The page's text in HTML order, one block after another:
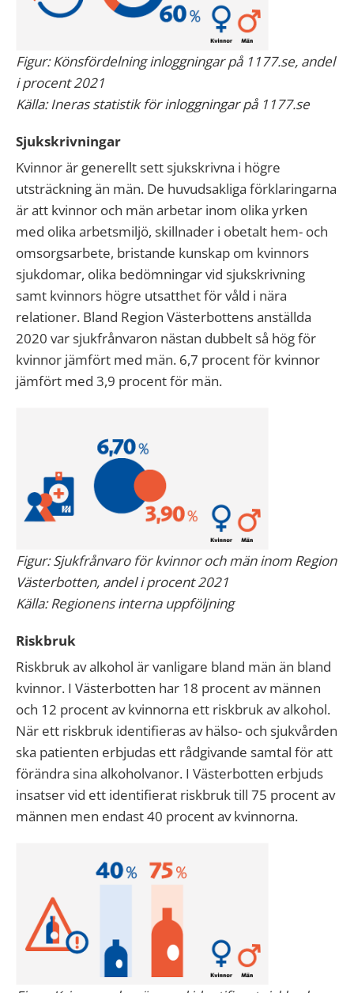
Figur: Könsfördelning inloggningar på 1177.se, andel
i procent 2021
Källa: Ineras statistik för inloggningar på 1177.se
Sjukskrivningar
Kvinnor är generellt sett sjukskrivna i högre
utsträckning än män. De huvudsakliga förklaringarna
är att kvinnor och män arbetar inom olika yrken
med olika arbetsmiljö, skillnader i obetalt hem- och
omsorgsarbete, bristande kunskap om kvinnors
sjukdomar, olika bedömningar vid sjukskrivning
samt kvinnors högre utsatthet för våld i nära
relationer. Bland Region Västerbottens anställda
2020 var sjukfrånvaron nästan dubbelt så hög för
kvinnor jämfört med män. 6,7 procent för kvinnor
jämfört med 3,9 procent för män.
Figur: Sjukfrånvaro för kvinnor och män inom Region
Västerbotten, andel i procent 2021
Källa: Regionens interna uppföljning
Riskbruk
Riskbruk av alkohol är vanligare bland män än bland
kvinnor. I Västerbotten har 18 procent av männen
och 12 procent av kvinnorna ett riskbruk av alkohol.
När ett riskbruk identifieras av hälso- och sjukvården
ska patienten erbjudas ett rådgivande samtal för att
förändra sina alkoholvanor. I Västerbotten erbjuds
insatser vid ett identifierat riskbruk till 75 procent av
männen men endast 40 procent av kvinnorna.